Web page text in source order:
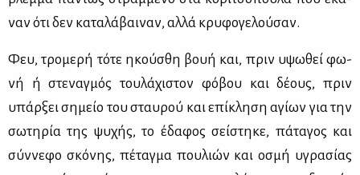
ναν ότι δεν κα­τα­λά­βαι­ναν, αλ­λά κρυ­φο­γε­λού­σαν.
Φευ, τρο­με­ρή τό­τε ηκού­σθη βουή και, πριν υψω­θεί φω­
νή ή στε­ναγ­μός του­λά­χι­στον φό­βου και δέ­ους, πριν
υπάρ­ξει ση­μείο του σταυ­ρού και επί­κλη­ση αγί­ων για την
σω­τη­ρία της ψυ­χής, το έδα­φος σεί­στη­κε, πά­τα­γος και
σύν­νε­φο σκό­νης, πέ­ταγ­μα που­λιών και οσμή υγρα­σί­ας